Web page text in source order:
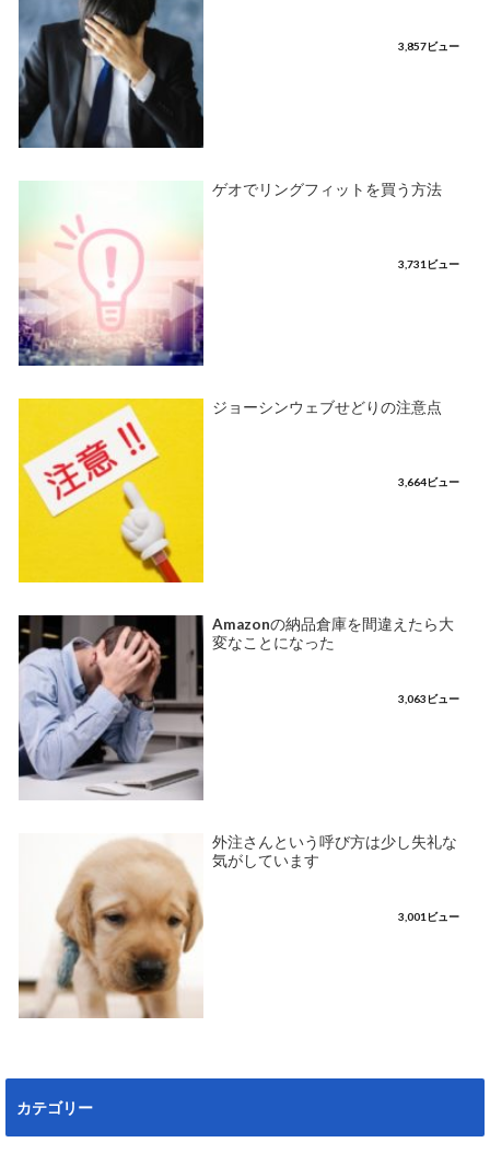
3,857ビュー
ゲオでリングフィットを買う方法
3,731ビュー
ジョーシンウェブせどりの注意点
3,664ビュー
Amazonの納品倉庫を間違えたら大
変なことになった
3,063ビュー
外注さんという呼び方は少し失礼な
気がしています
3,001ビュー
カテゴリー